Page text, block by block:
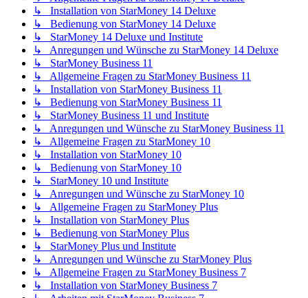
↳ Installation von StarMoney 14 Deluxe
↳ Bedienung von StarMoney 14 Deluxe
↳ StarMoney 14 Deluxe und Institute
↳ Anregungen und Wünsche zu StarMoney 14 Deluxe
↳ StarMoney Business 11
↳ Allgemeine Fragen zu StarMoney Business 11
↳ Installation von StarMoney Business 11
↳ Bedienung von StarMoney Business 11
↳ StarMoney Business 11 und Institute
↳ Anregungen und Wünsche zu StarMoney Business 11
↳ Allgemeine Fragen zu StarMoney 10
↳ Installation von StarMoney 10
↳ Bedienung von StarMoney 10
↳ StarMoney 10 und Institute
↳ Anregungen und Wünsche zu StarMoney 10
↳ Allgemeine Fragen zu StarMoney Plus
↳ Installation von StarMoney Plus
↳ Bedienung von StarMoney Plus
↳ StarMoney Plus und Institute
↳ Anregungen und Wünsche zu StarMoney Plus
↳ Allgemeine Fragen zu StarMoney Business 7
↳ Installation von StarMoney Business 7